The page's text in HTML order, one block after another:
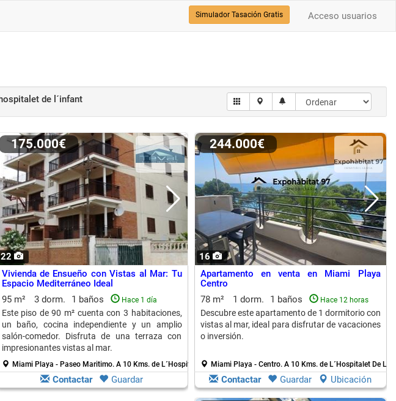
Acceso usuarios
Simulador Tasación Gratis
de l´infant
22
175.000€
Vivienda de Ensueño con Vistas al Mar: Tu
Espacio Mediterráneo Ideal
95 m²
3 dorm. 1 baños Hace 1 día
Este piso de 90 m² cuenta con 3 habitaciones,
un baño, cocina independiente y un amplio
salón-comedor. Disfruta de una terraza con
impresionantes vistas al mar.
Miami Playa - Paseo Maritimo. A 10 Kms. de L´Hospitalet De L´Infant
Contactar Guardar
16
244.000€
Apartamento en venta en Miami Playa
Centro
78 m²
1 dorm. 1 baños Hace 12 horas
Descubre este apartamento de 1 dormitorio con
vistas al mar, ideal para disfrutar de vacaciones
o inversión.
Miami Playa - Centro. A 10 Kms. de L´Hospitalet De
Contactar Guardar Ubicación